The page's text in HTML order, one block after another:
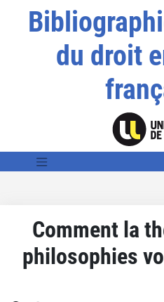
du droit
Comment la
philosophies